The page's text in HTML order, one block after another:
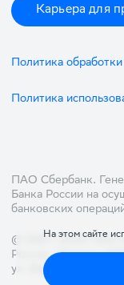
На этом сайте
Карьера для
Политика
Политика
ПАО Сбербанк.
Банка России на
банковских
© 1997—2026 ПАО
Россия, Москва,
ул. Вавилова, д. 19,